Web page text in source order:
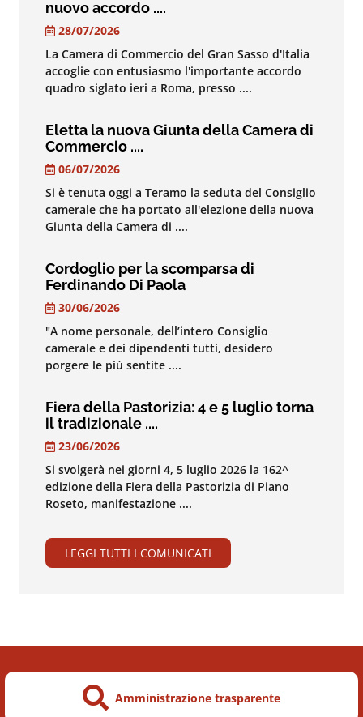
nuovo accordo ....
28/07/2026
La Camera di Commercio del Gran Sasso d'Italia
accoglie con entusiasmo l'importante accordo
quadro siglato ieri a Roma, presso ....
Eletta la nuova Giunta della Camera di
Commercio ....
06/07/2026
Si è tenuta oggi a Teramo la seduta del Consiglio
camerale che ha portato all'elezione della nuova
Giunta della Camera di ....
Cordoglio per la scomparsa di
Ferdinando Di Paola
30/06/2026
"A nome personale, dell’intero Consiglio
camerale e dei dipendenti tutti, desidero
porgere le più sentite ....
Fiera della Pastorizia: 4 e 5 luglio torna
il tradizionale ....
23/06/2026
Si svolgerà nei giorni 4, 5 luglio 2026 la 162^
edizione della Fiera della Pastorizia di Piano
Roseto, manifestazione ....
LEGGI TUTTI I COMUNICATI
Altri ServiziAmministrazione trasparente